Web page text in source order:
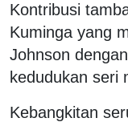
Kontribusi
Kuminga yang
Johnson
kedudukan seri
Kebangkitan